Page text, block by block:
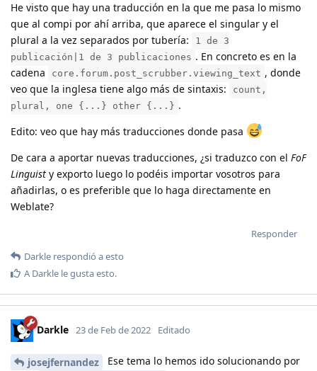
He visto que hay una traducción en la que me pasa lo mismo
que al compi por ahí arriba, que aparece el singular y el
plural a la vez separados por tubería:
1 de 3
publicación|1 de 3 publicaciones . En concreto es en la
cadena
core.forum.post_scrubber.viewing_text , donde
veo que la inglesa tiene algo más de sintaxis:
count,
plural, one {...} other {...} .
Edito: veo que hay más traducciones donde pasa
De cara a aportar nuevas traducciones, ¿si traduzco con el FoF
Linguist y exporto luego lo podéis importar vosotros para
añadirlas, o es preferible que lo haga directamente en
Weblate?
Responder
Darkle respondió a esto
A Darkle le gusta esto.
Darkle 23 de Feb de 2022 Editado
josejfernandez
Ese tema lo hemos ido solucionando por